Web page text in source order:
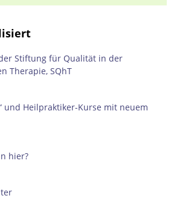
Stiftung für Qualität in der
Therapie, SQhT
und Heilpraktiker-Kurse mit neuem
hier?